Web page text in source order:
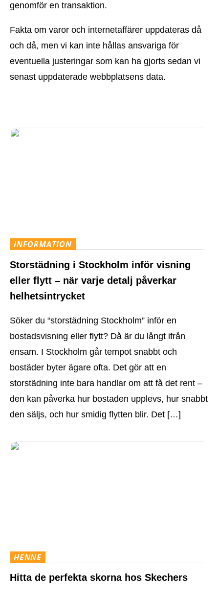
genomför en transaktion.
Fakta om varor och internetaffärer uppdateras då
och då, men vi kan inte hållas ansvariga för
eventuella justeringar som kan ha gjorts sedan vi
senast uppdaterade webbplatsens data.
INFORMATION
Storstädning i Stockholm inför visning
eller flytt – när varje detalj påverkar
helhetsintrycket
Söker du “storstädning Stockholm” inför en
bostadsvisning eller flytt? Då är du långt ifrån
ensam. I Stockholm går tempot snabbt och
bostäder byter ägare ofta. Det gör att en
storstädning inte bara handlar om att få det rent –
den kan påverka hur bostaden upplevs, hur snabbt
den säljs, och hur smidig flytten blir. Det […]
HENNE
Hitta de perfekta skorna hos Skechers